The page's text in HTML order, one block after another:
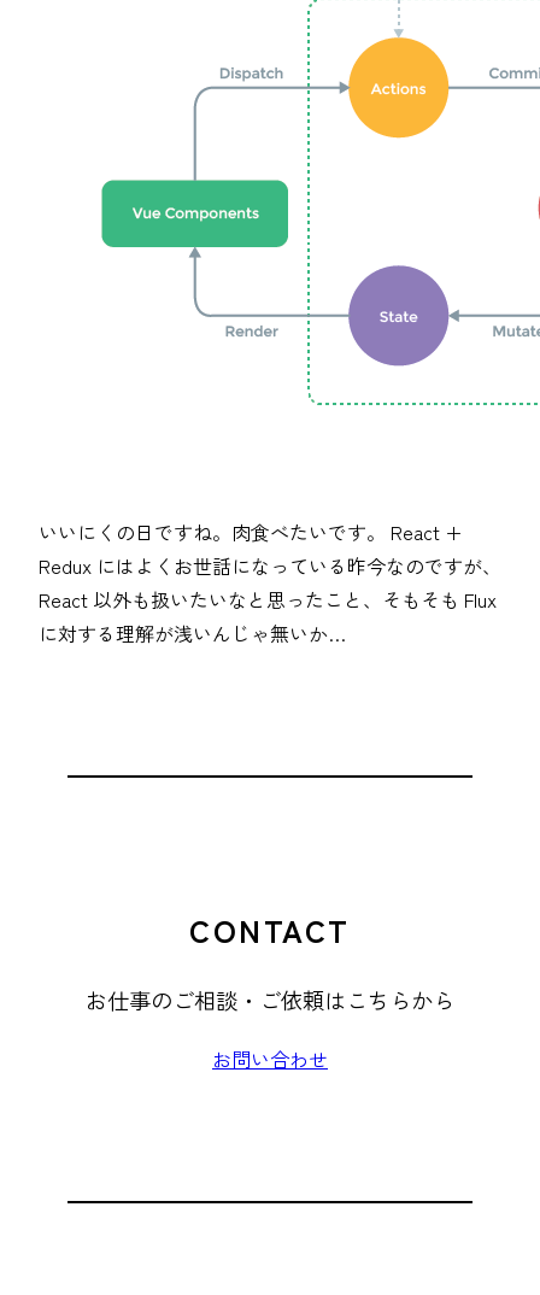
いいにくの日ですね。肉食べたいです。 React +
Redux にはよくお世話になっている昨今なのですが、
React 以外も扱いたいなと思ったこと、そもそも Flux
に対する理解が浅いんじゃ無いか…
CONTACT
お仕事のご相談・ご依頼はこちらから
お問い合わせ